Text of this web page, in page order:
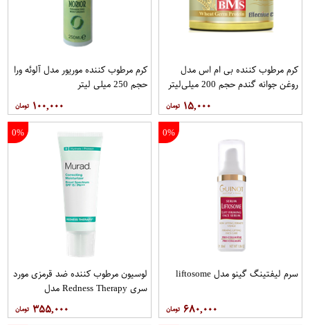
کرم مرطوب کننده بی ام اس مدل
روغن جوانه گندم حجم 200 میلی‌لیتر
۱۵,۰۰۰
کرم مرطوب کننده موریور مدل آلوئه ورا
حجم 250 میلی لیتر
۱۰۰,۰۰۰
0%
سرم لیفتینگ گینو مدل liftosome
۶۸۰,۰۰۰
0%
لوسیون مرطوب کننده ضد قرمزی مورد
سری Redness Therapy مدل
Correcting Muisturizer Spf15 حجم
50 میلی لیتر
۳۵۵,۰۰۰